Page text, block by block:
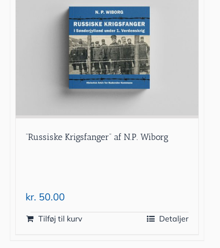
“Russiske Krigsfanger” af N.P. Wiborg
kr. 50.00
Tilføj til kurv Detaljer